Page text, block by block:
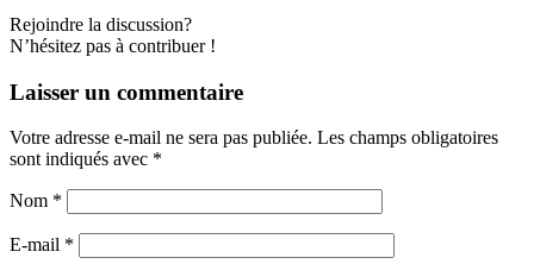
Rejoindre la discussion?
N’hésitez pas à contribuer !
Laisser un commentaire
Votre adresse e-mail ne sera pas publiée. Les champs obligatoires
sont indiqués avec *
Nom *
E-mail *